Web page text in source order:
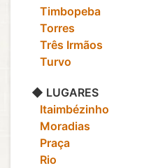
‎ ‎ ‎ Timbopeba
‎ ‎ ‎ Torres
‎ ‎ ‎ Três Irmãos
‎ ‎ ‎ Turvo
◆ LUGARES
‎ ‎ ‎ Itaimbézinho
‎ ‎ ‎ Moradias
‎ ‎ ‎ Praça
‎ ‎ ‎ Rio